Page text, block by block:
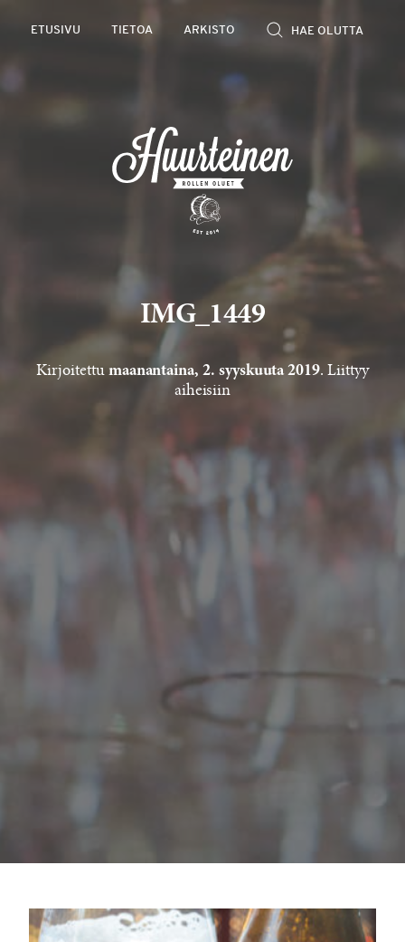
ETUSIVU TIETOA ARKISTO
IMG_1449
Kirjoitettu maanantaina, 2. syyskuuta 2019. Liittyy
aiheisiin